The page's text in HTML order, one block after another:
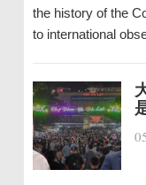
the history of the
to international